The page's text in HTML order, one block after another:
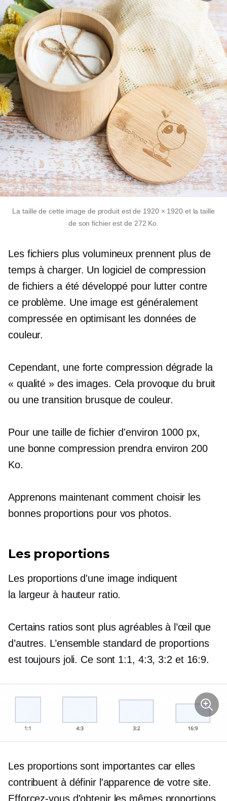
La taille de cette image de produit est de 1920 × 1920 et la taille
de son fichier est de 272 Ko.
Les fichiers plus volumineux prennent plus de
temps à charger. Un logiciel de compression
de fichiers a été développé pour lutter contre
ce problème. Une image est généralement
compressée en optimisant les données de
couleur.
Cependant, une forte compression dégrade la
« qualité » des images. Cela provoque du bruit
ou une transition brusque de couleur.
Pour une taille de fichier d'environ 1000 px,
une bonne compression prendra environ 200
Ko.
Apprenons maintenant comment choisir les
bonnes proportions pour vos photos.
Les proportions
Les proportions d'une image indiquent
la largeur à hauteur ratio.
Certains ratios sont plus agréables à l’œil que
d’autres. L’ensemble standard de proportions
est toujours joli. Ce sont 1:1, 4:3, 3:2 et 16:9.
​​Les proportions sont importantes car elles
contribuent à définir l'apparence de votre site.
Efforcez-vous d'obtenir les mêmes proportions